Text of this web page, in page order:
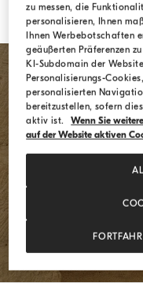
zu messen, die
personalisieren, Ihnen
Ihnen Werbebotschaften
geäußerten Präferenzen
KI-Subdomain der
Personalisierungs-
personalisierten
bereitzustellen, sofern
aktiv ist.
Wenn Sie
auf der Website aktiven